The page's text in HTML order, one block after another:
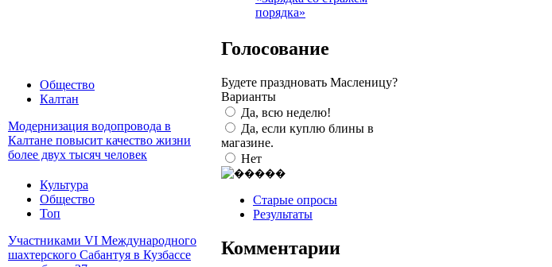
Общество
Калтан
Модернизация водопровода в
Калтане повысит качество жизни
более двух тысяч человек
Культура
Общество
Топ
Участниками VI Международного
шахтерского Сабантуя в Кузбассе
порядка»
Голосование
Будете праздновать Масленицу?
Варианты
Да, всю неделю!
Да, если куплю блины в
магазине.
Нет
Старые опросы
Результаты
Комментарии